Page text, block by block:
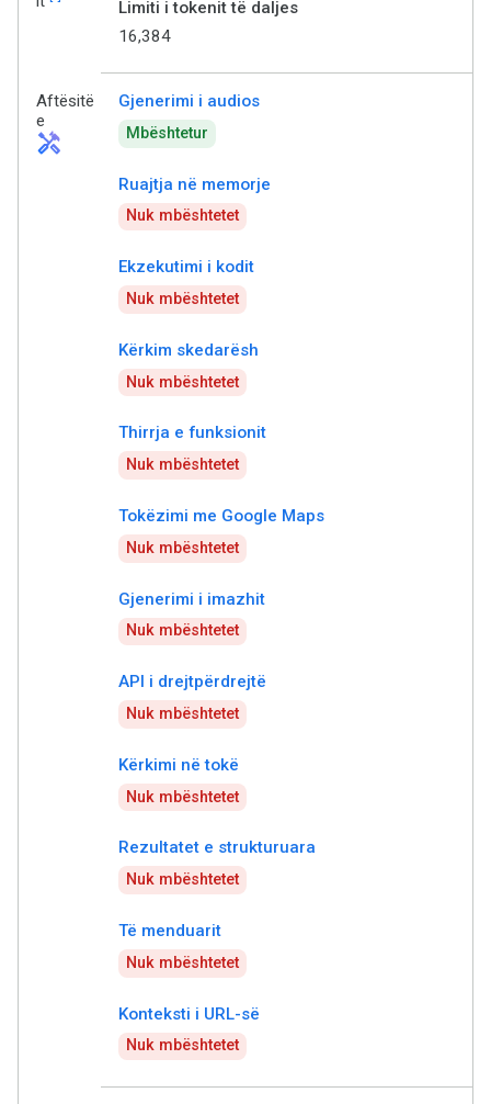
Limiti i tokenit të daljes
16,384
Aftësitë
e
handyman
Gjenerimi i audios
Mbështetur
Ruajtja në memorje
Nuk mbështetet
Ekzekutimi i kodit
Nuk mbështetet
Kërkim skedarësh
Nuk mbështetet
Thirrja e funksionit
Nuk mbështetet
Tokëzimi me Google Maps
Nuk mbështetet
Gjenerimi i imazhit
Nuk mbështetet
API i drejtpërdrejtë
Nuk mbështetet
Kërkimi në tokë
Nuk mbështetet
Rezultatet e strukturuara
Nuk mbështetet
Të menduarit
Nuk mbështetet
Konteksti i URL-së
Nuk mbështetet